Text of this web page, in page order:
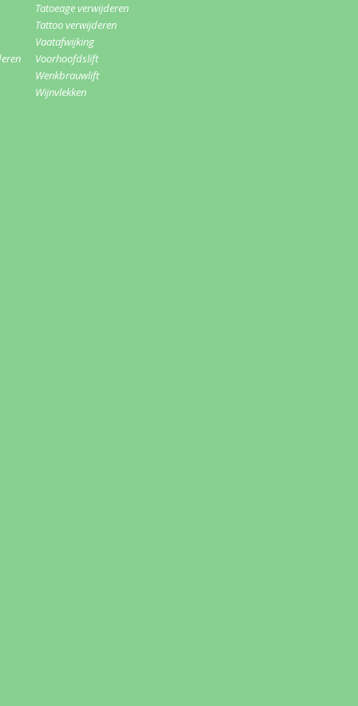
Tatoeage verwijderen
Tattoo verwijderen
Vaatafwijking
Voorhoofdslift
Wenkbrauwlift
Wijnvlekken